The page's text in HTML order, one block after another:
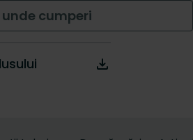
unde cumperi